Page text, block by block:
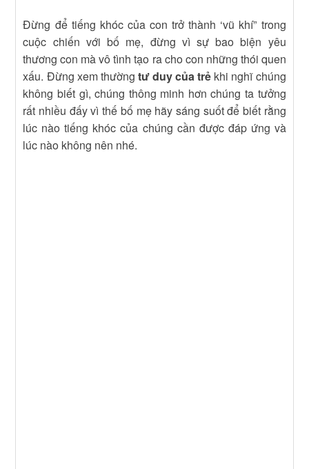
Đừng để tiếng khóc của con trở thành ‘vũ khí” trong
cuộc chiến với bố mẹ, đừng vì sự bao biện yêu
thương con mà vô tình tạo ra cho con những thói quen
xấu. Đừng xem thường tư duy của trẻ khi nghĩ chúng
không biết gì, chúng thông minh hơn chúng ta tưởng
rất nhiều đấy vì thế bố mẹ hãy sáng suốt để biết rằng
lúc nào tiếng khóc của chúng cần được đáp ứng và
lúc nào không nên nhé.